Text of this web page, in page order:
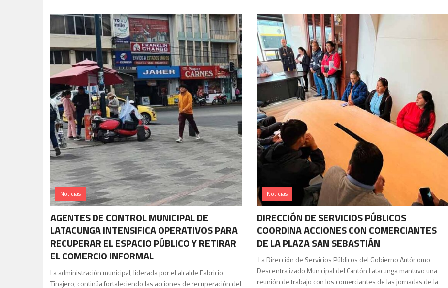
Noticias
AGENTES DE CONTROL MUNICIPAL DE
LATACUNGA INTENSIFICA OPERATIVOS PARA
RECUPERAR EL ESPACIO PÚBLICO Y RETIRAR
EL COMERCIO INFORMAL
La administración municipal, liderada por el alcalde Fabricio
Tinajero, continúa fortaleciendo las acciones de recuperación del
Noticias
DIRECCIÓN DE SERVICIOS PÚBLICOS
COORDINA ACCIONES CON COMERCIANTES
DE LA PLAZA SAN SEBASTIÁN
La Dirección de Servicios Públicos del Gobierno Autónomo
Descentralizado Municipal del Cantón Latacunga mantuvo una
reunión de trabajo con los comerciantes de las jornadas de la